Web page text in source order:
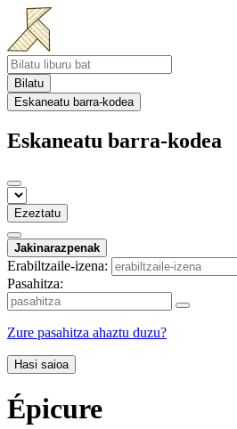
Bilatu
Eskaneatu barra-kodea
Eskaneatu barra-kodea
Ezeztatu
Jakinarazpenak
Erabiltzaile-izena:
Pasahitza:
Zure pasahitza ahaztu duzu?
Hasi saioa
Épicure